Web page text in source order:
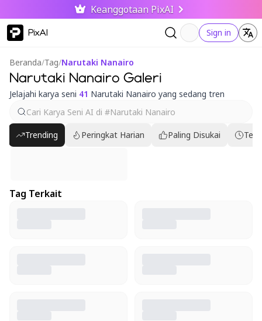
Keanggotaan PixAI
PixAI Sign in
Beranda/Tag/Narutaki Nanairo
Narutaki Nanairo Galeri
Jelajahi karya seni 41 Narutaki Nanairo yang sedang tren
Trending Peringkat Harian Paling Disukai
Tag Terkait